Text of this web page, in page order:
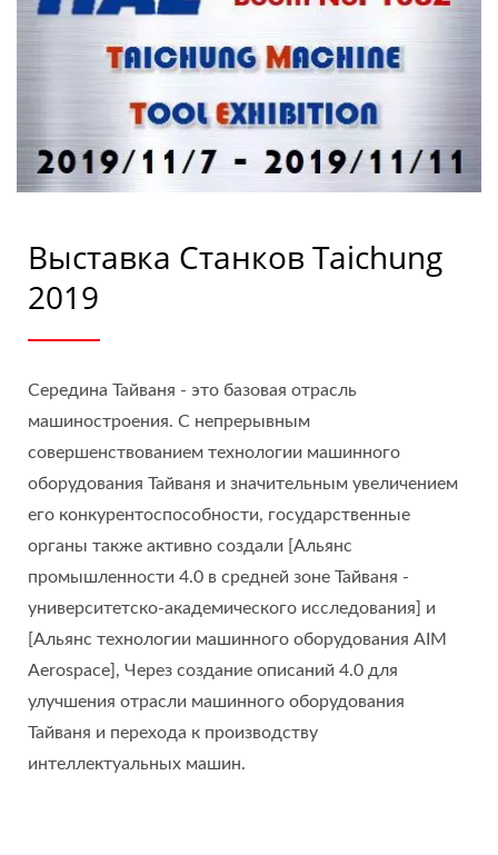
Выставка Станков Taichung
2019
Середина Тайваня - это базовая отрасль
машиностроения. С непрерывным
совершенствованием технологии машинного
оборудования Тайваня и значительным увеличением
его конкурентоспособности, государственные
органы также активно создали [Альянс
промышленности 4.0 в средней зоне Тайваня -
университетско-академического исследования] и
[Альянс технологии машинного оборудования AIM
Aerospace], Через создание описаний 4.0 для
улучшения отрасли машинного оборудования
Тайваня и перехода к производству
интеллектуальных машин.